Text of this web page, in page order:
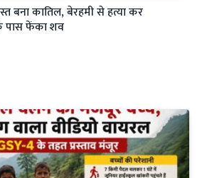
बना कातिल, बेरहमी से हत्या कर
पास फेंका शव